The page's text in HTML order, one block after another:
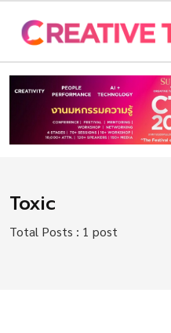
Toxic
Total Posts : 1 post